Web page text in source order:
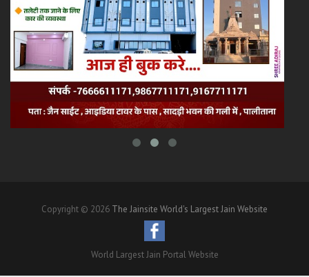
Copyright © 2026 The Jainsite World's Largest Jain Website
World Largest Jain Portal Website